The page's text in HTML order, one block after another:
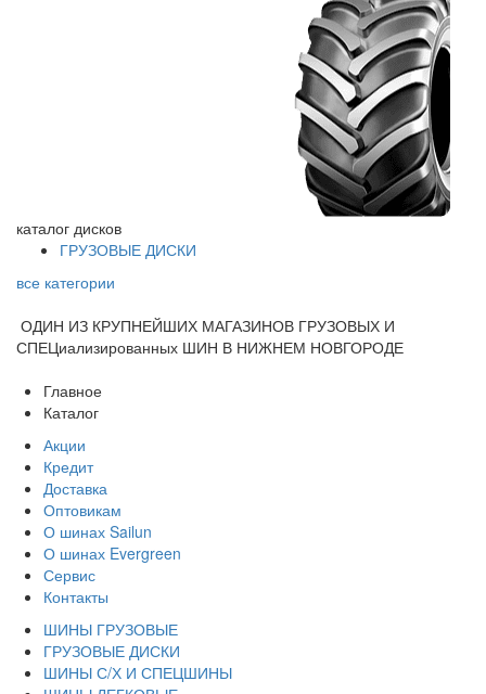
каталог дисков
ГРУЗОВЫЕ ДИСКИ
все категории
ОДИН ИЗ КРУПНЕЙШИХ МАГАЗИНОВ ГРУЗОВЫХ И
СПЕЦиализированных ШИН В НИЖНЕМ НОВГОРОДЕ
Главное
Каталог
Акции
Кредит
Доставка
Оптовикам
О шинах Sailun
О шинах Evergreen
Сервис
Контакты
ШИНЫ ГРУЗОВЫЕ
ГРУЗОВЫЕ ДИСКИ
ШИНЫ С/Х И СПЕЦШИНЫ